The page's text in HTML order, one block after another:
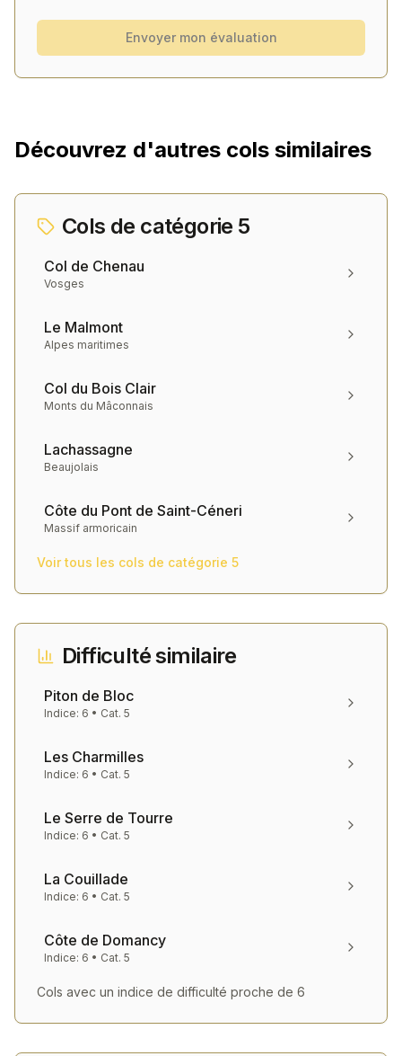
Envoyer mon évaluation
Découvrez d'autres cols similaires
Cols de catégorie 5
Col de Chenau
Vosges
Le Malmont
Alpes maritimes
Col du Bois Clair
Monts du Mâconnais
Lachassagne
Beaujolais
Côte du Pont de Saint-Céneri
Massif armoricain
Voir tous les cols de catégorie 5
Difficulté similaire
Piton de Bloc
Indice: 6 • Cat. 5
Les Charmilles
Indice: 6 • Cat. 5
Le Serre de Tourre
Indice: 6 • Cat. 5
La Couillade
Indice: 6 • Cat. 5
Côte de Domancy
Indice: 6 • Cat. 5
Cols avec un indice de difficulté proche de 6